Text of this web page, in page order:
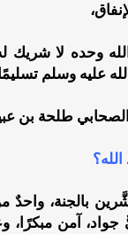
وحده لا شريك
عليه وسلم تسليمًا
طلحة بن
بالجنة، واحدٌ
آمن مبكرًا،